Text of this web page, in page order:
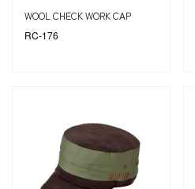
WOOL CHECK WORK CAP
RC-176